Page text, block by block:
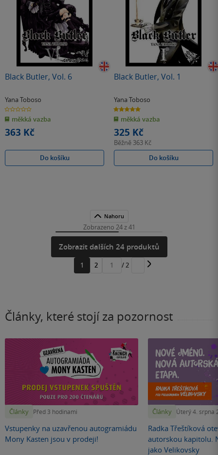
Black Butler, Vol. 6
Yana Toboso
0.0
z
5
hvězdiček
měkká vazba
363 Kč
Do košíku
Black Butler, Vol. 1
Yana Toboso
5.0
z
5
hvězdiček
měkká vazba
325 Kč
Běžně 363 Kč
Do košíku
Nahoru
Zobrazeno 24 z 41
Zobrazit dalších 24 produktů
1 2
Přejít
/ 2
Články, které stojí za pozornost
Články Před 3 hodinami
Vstupenky na uzavřenou autogramiádu
Mony Kasten jsou v prodeji!
Články Úterý 4. srpna
Radka Třeštíková
autorskou kapitolu.
jako Velikovsky